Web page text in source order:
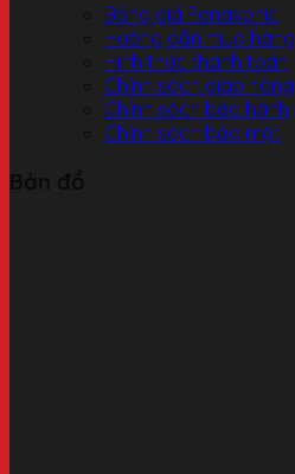
Bảng giá Panasonic
Hướng dẫn mua hàng
Hình thức thanh toán
Chính sách giao hàng
Chính sách bảo hành
Chính sách bảo mật